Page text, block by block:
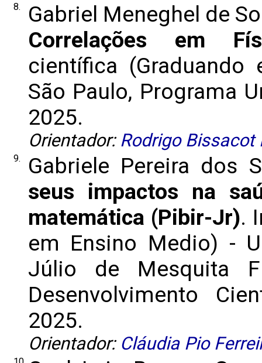
8.
Gabriel Meneghel de
Correlações em
científica
São Paulo, Programa
2025.
Orientador: Rodrigo Bissacot
9.
Gabriele Pereira dos
seus impactos na
matemática (Pibir-Jr).
em Ensino Medio) -
Júlio de Mesquita
Desenvolvimento
2025.
Orientador: Cláudia Pio